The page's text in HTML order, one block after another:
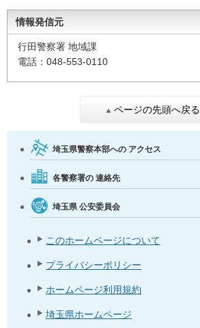
情報発信元
行田警察署 地域課
電話：048-553-0110
ページの先頭へ戻る
埼玉県警察本部への アクセス
各警察署の 連絡先
埼玉県 公安委員会
このホームページについて
プライバシーポリシー
ホームページ利用規約
埼玉県ホームページ